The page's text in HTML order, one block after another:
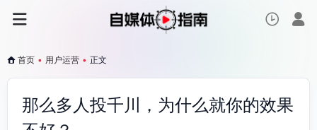
首页 • 用户运营 • 正文
那么多人投千川，为什么就你的效果